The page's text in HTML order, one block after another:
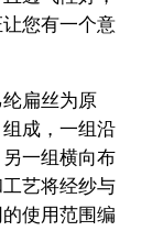
您有一个意
扁丝为原
成，一组沿
一组横向布
艺将经纱与
使用范围编